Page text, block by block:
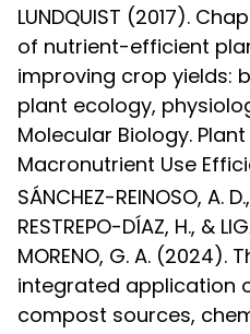
LUNDQUIST (2017).
of nutrient-efficient
improving crop yields:
plant ecology,
Molecular Biology. Plant
Macronutrient Use
SÁNCHEZ-REINOSO, A. D.,
RESTREPO-DÍAZ, H., &
MORENO, G. A. (2024).
integrated application
compost sources,